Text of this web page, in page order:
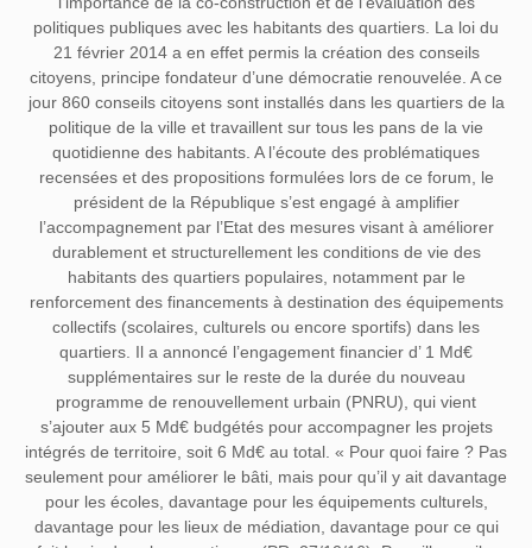
politiques publiques avec les habitants des quartiers. La loi du
21 février 2014 a en effet permis la création des conseils
citoyens, principe fondateur d’une démocratie renouvelée. A ce
jour 860 conseils citoyens sont installés dans les quartiers de la
politique de la ville et travaillent sur tous les pans de la vie
quotidienne des habitants. A l’écoute des problématiques
recensées et des propositions formulées lors de ce forum, le
président de la République s’est engagé à amplifier
l’accompagnement par l’Etat des mesures visant à améliorer
durablement et structurellement les conditions de vie des
habitants des quartiers populaires, notamment par le
renforcement des financements à destination des équipements
collectifs (scolaires, culturels ou encore sportifs) dans les
quartiers. Il a annoncé l’engagement financier d’ 1 Md€
supplémentaires sur le reste de la durée du nouveau
programme de renouvellement urbain (PNRU), qui vient
s’ajouter aux 5 Md€ budgétés pour accompagner les projets
intégrés de territoire, soit 6 Md€ au total. « Pour quoi faire ? Pas
seulement pour améliorer le bâti, mais pour qu’il y ait davantage
pour les écoles, davantage pour les équipements culturels,
davantage pour les lieux de médiation, davantage pour ce qui